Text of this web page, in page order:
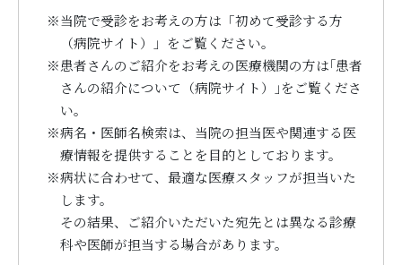
※当院で受診をお考えの方は「初めて受診する方
（病院サイト）」をご覧ください。
※患者さんのご紹介をお考えの医療機関の方は｢患者
さんの紹介について（病院サイト）｣をご覧くださ
い。
※病名・医師名検索は、当院の担当医や関連する医
療情報を提供することを目的としております。
※病状に合わせて、最適な医療スタッフが担当いた
します。
その結果、ご紹介いただいた宛先とは異なる診療
科や医師が担当する場合があります。